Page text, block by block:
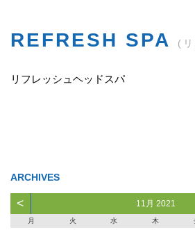
ARCHIVES
< 11月 2021
月 火 水 木
REFRESH SPA (
リフレッシュヘッドスパ